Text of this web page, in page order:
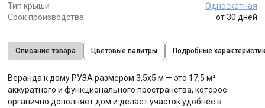
Тип крыши
Односкатная
Срок производства
от 30 дней
Описание товара Цветовые палитры Подробные
Веранда к дому РУЗА размером 3,5х5 м — это 17,5 м²
аккуратного и функционального пространства, которое
органично дополняет дом и делает участок удобнее в